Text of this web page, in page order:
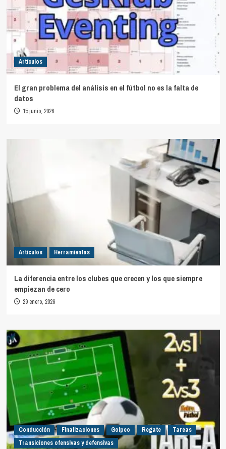
Artículos
El gran problema del análisis en el fútbol no es la falta de
datos
15 junio, 2026
Artículos Herramientas
La diferencia entre los clubes que crecen y los que siempre
empiezan de cero
29 enero, 2026
Conducción Finalizaciones Golpeo Regate
Tareas
Transiciones ofensivas y defensivas